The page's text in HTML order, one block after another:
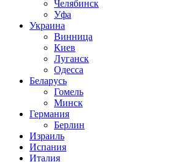
Челябинск
Уфа
Украина
Винница
Киев
Луганск
Одесса
Беларусь
Гомель
Минск
Германия
Берлин
Израиль
Испания
Италия